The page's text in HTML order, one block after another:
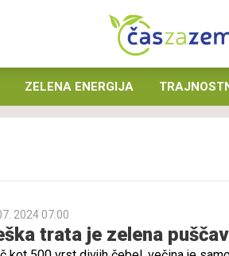
ZELENA ENERGIJA
2024 07.00
trata je zelena